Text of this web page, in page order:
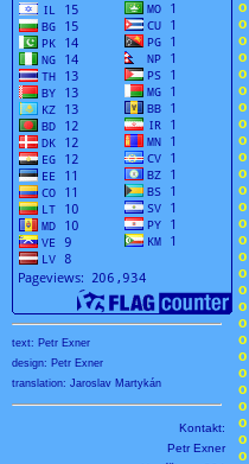
text: Petr Exner
design: Petr Exner
translation: Jaroslav Martykán
Kontakt:
Petr Exner
o
o
o
o
o
o
o
o
o
o
o
o
o
o
o
o
o
o
o
o
o
o
o
o
o
o
o
o